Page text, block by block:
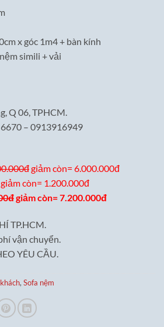
6,000,000₫.
x góc 1m4 + bàn kính
simili + vải
Q 06, TPHCM.
– 0913916949
giảm còn= 6.000.000đ
giảm còn= 1.200.000đ
giảm còn= 7.200.000đ
TP.HCM.
vận chuyển.
YÊU CẦU.
, Sofa nệm